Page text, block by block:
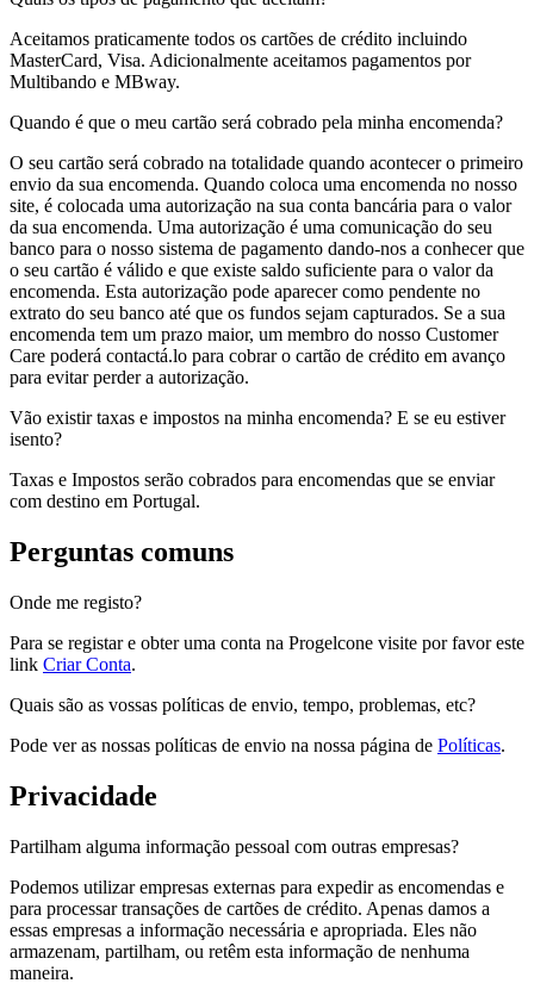
Aceitamos praticamente todos os cartões de crédito incluindo
MasterCard, Visa. Adicionalmente aceitamos pagamentos por
Multibando e MBway.
Quando é que o meu cartão será cobrado pela minha encomenda?
O seu cartão será cobrado na totalidade quando acontecer o primeiro
envio da sua encomenda. Quando coloca uma encomenda no nosso
site, é colocada uma autorização na sua conta bancária para o valor
da sua encomenda. Uma autorização é uma comunicação do seu
banco para o nosso sistema de pagamento dando-nos a conhecer que
o seu cartão é válido e que existe saldo suficiente para o valor da
encomenda. Esta autorização pode aparecer como pendente no
extrato do seu banco até que os fundos sejam capturados. Se a sua
encomenda tem um prazo maior, um membro do nosso Customer
Care poderá contactá.lo para cobrar o cartão de crédito em avanço
para evitar perder a autorização.
Vão existir taxas e impostos na minha encomenda? E se eu estiver
isento?
Taxas e Impostos serão cobrados para encomendas que se enviar
com destino em Portugal.
Perguntas comuns
Onde me registo?
Para se registar e obter uma conta na Progelcone visite por favor este
link Criar Conta.
Quais são as vossas políticas de envio, tempo, problemas, etc?
Pode ver as nossas políticas de envio na nossa página de Políticas.
Privacidade
Partilham alguma informação pessoal com outras empresas?
Podemos utilizar empresas externas para expedir as encomendas e
para processar transações de cartões de crédito. Apenas damos a
essas empresas a informação necessária e apropriada. Eles não
armazenam, partilham, ou retêm esta informação de nenhuma
maneira.